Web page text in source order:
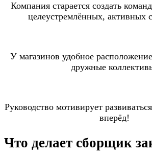
Компания старается создать
целеустремлённых, активных
У магазинов удобное
дружные
Руководство мотивирует
вперёд!
Что делает сборщик